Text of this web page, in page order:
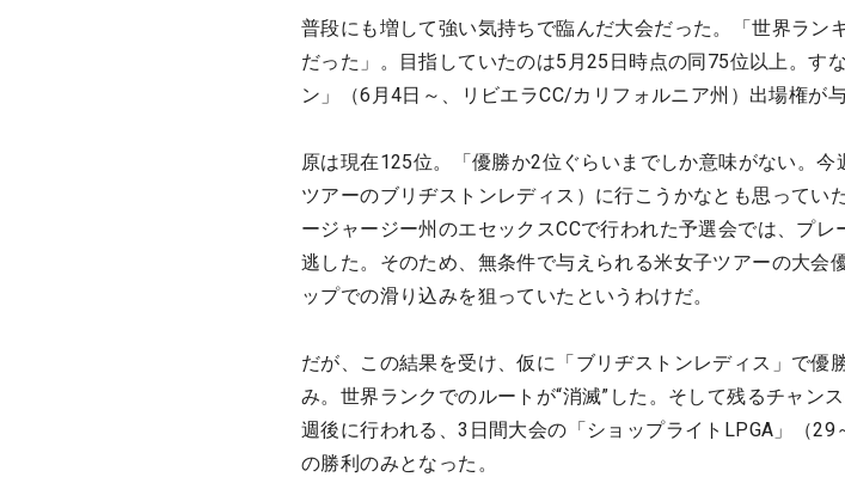
普段にも増して強い気持ちで臨んだ大会だった。「世界ラン
だった」。目指していたのは5月25日時点の同75位以上。す
ン」（6月4日～、リビエラCC/カリフォルニア州）出場権が
原は現在125位。「優勝か2位ぐらいまでしか意味がない。
ツアーのブリヂストンレディス）に行こうかなとも思ってい
ージャージー州のエセックスCCで行われた予選会では、プ
逃した。そのため、無条件で与えられる米女子ツアーの大会
ップでの滑り込みを狙っていたというわけだ。
だが、この結果を受け、仮に「ブリヂストンレディス」で優
み。世界ランクでのルートが“消滅”した。そして残るチャン
週後に行われる、3日間大会の「ショップライトLPGA」（
の勝利のみとなった。